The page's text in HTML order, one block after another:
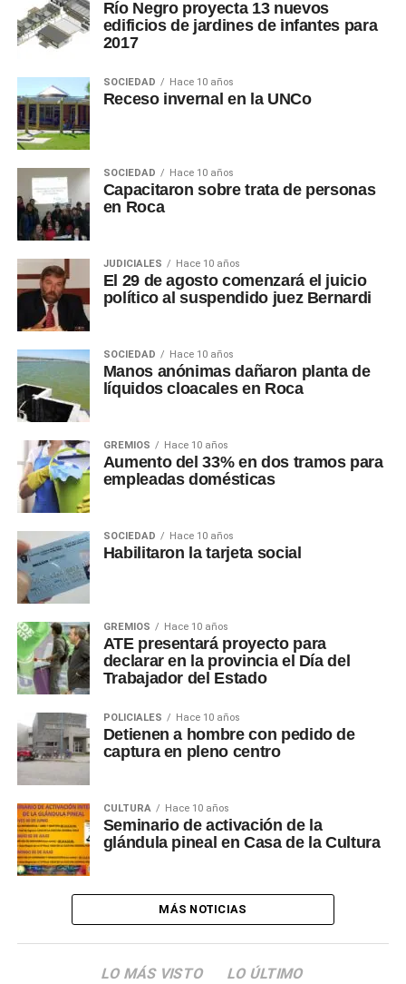
Río Negro proyecta 13 nuevos
edificios de jardines de infantes para
2017
SOCIEDAD Hace 10 años
Receso invernal en la UNCo
SOCIEDAD Hace 10 años
Capacitaron sobre trata de personas
en Roca
JUDICIALES Hace 10 años
El 29 de agosto comenzará el juicio
político al suspendido juez Bernardi
SOCIEDAD Hace 10 años
Manos anónimas dañaron planta de
líquidos cloacales en Roca
GREMIOS Hace 10 años
Aumento del 33% en dos tramos para
empleadas domésticas
SOCIEDAD Hace 10 años
Habilitaron la tarjeta social
GREMIOS Hace 10 años
ATE presentará proyecto para
declarar en la provincia el Día del
Trabajador del Estado
POLICIALES Hace 10 años
Detienen a hombre con pedido de
captura en pleno centro
CULTURA Hace 10 años
Seminario de activación de la
glándula pineal en Casa de la Cultura
MÁS NOTICIAS
LO MÁS VISTO LO ÚLTIMO